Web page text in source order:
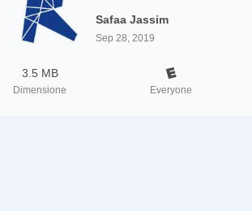
Safaa Jassim
Sep 28, 2019
3.5 MB
Dimensione Everyone